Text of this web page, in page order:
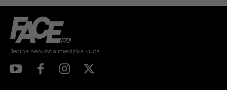
Jedina neovisna medijska kuća